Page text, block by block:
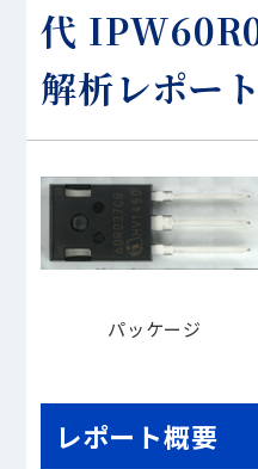
代
解析レポート
パッケージ
レポート概要